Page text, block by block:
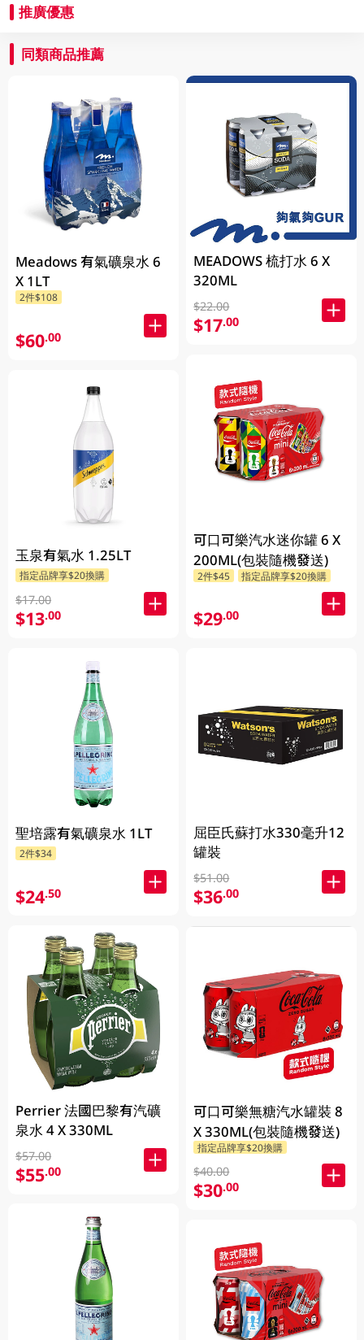
推廣優惠
同類商品推薦
Meadows 有氣礦泉水 6
X 1LT
2件$108
$60.00
玉泉有氣水 1.25LT
指定品牌享$20換購
$17.00
$13.00
聖培露有氣礦泉水 1LT
2件$34
$24.50
Perrier 法國巴黎有汽礦
泉水 4 X 330ML
$57.00
$55.00
MEADOWS 梳打水 6 X
320ML
$22.00
$17.00
可口可樂汽水迷你罐 6 X
200ML(包裝隨機發送)
2件$45 指定品牌享$20換購
$29.00
屈臣氏蘇打水330毫升12
罐裝
$51.00
$36.00
可口可樂無糖汽水罐裝 8
X 330ML(包裝隨機發送)
指定品牌享$20換購
$40.00
$30.00